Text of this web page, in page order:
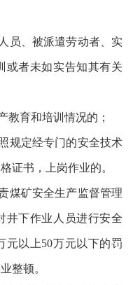
员、被派遣劳动者、实
或者未如实告知其有关
教育和培训情况的；
规定经专门的安全技术
证书，上岗作业的。
煤矿安全生产监督管理
井下作业人员进行安全
元以上50万元以下的罚
整顿。